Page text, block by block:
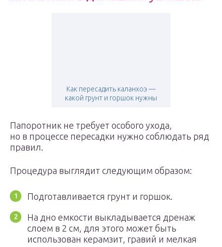
Как пересадить каланхоэ —
какой грунт и горшок нужны
Папоротник не требует особого ухода,
но в процессе пересадки нужно соблюдать ряд
правил.
Процедура выглядит следующим образом:
Подготавливается грунт и горшок.
На дно емкости выкладывается дренаж
слоем в 2 см, для этого может быть
использован керамзит, гравий и мелкая